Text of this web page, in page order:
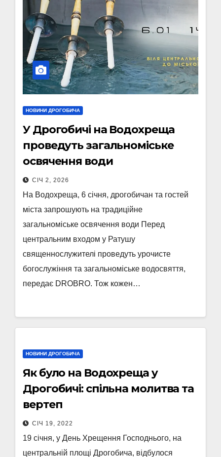
НОВИНИ ДРОГОБИЧА
У Дрогобичі на Водохреща
проведуть загальноміське
освячення води
СІЧ 2, 2026
На Водохреща, 6 січня, дрогобичан та гостей
міста запрошують на традиційне
загальноміське освячення води Перед
центральним входом у Ратушу
священнослужителі проведуть урочисте
богослужіння та загальноміське водосвяття,
передає DROBRO. Тож кожен…
НОВИНИ ДРОГОБИЧА
Як було на Водохреща у
Дрогобичі: спільна молитва та
вертеп
СІЧ 19, 2022
19 січня, у День Хрещення Господнього, на
центральній площі Дрогобича, відбулося